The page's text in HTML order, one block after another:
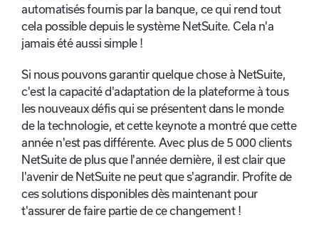
automatisés fournis par la banque, ce qui rend tout
cela possible depuis le système NetSuite. Cela n'a
jamais été aussi simple !
Si nous pouvons garantir quelque chose à NetSuite,
c'est la capacité d'adaptation de la plateforme à tous
les nouveaux défis qui se présentent dans le monde
de la technologie, et cette keynote a montré que cette
année n'est pas différente. Avec plus de 5 000 clients
NetSuite de plus que l'année dernière, il est clair que
l'avenir de NetSuite ne peut que s'agrandir. Profite de
ces solutions disponibles dès maintenant pour
t'assurer de faire partie de ce changement !